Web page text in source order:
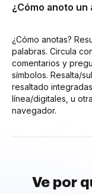
¿Cómo anoto un
¿Cómo anotas?
palabras. Circula
comentarios y
símbolos. Resalta/
resaltado
línea/digitales, u
navegador.
Ve por